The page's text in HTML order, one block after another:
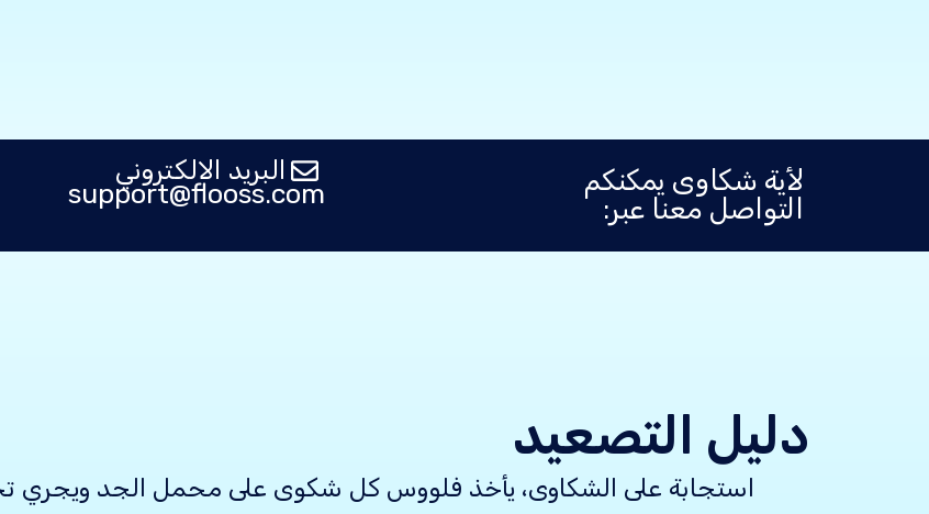
لأية شكاوى يمكنكم
التواصل معنا عبر:
البريد الالكتروني
support@flooss.com
دليل التصعيد
استجابة على الشكاوى، يأخذ فلووس كل شكوى على محمل الجد ويجري